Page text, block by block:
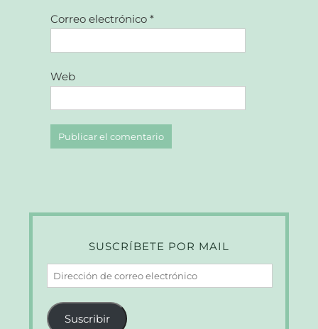
Correo electrónico*
Web
SUSCRÍBETE POR MAIL
Dirección
de
correo
electrónico
Suscribir